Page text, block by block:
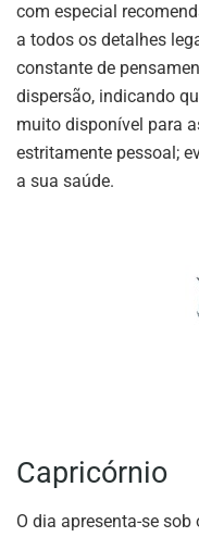
com especial
a todos os detalhes
constante de
dispersão, indicando
muito disponível para
estritamente pessoal;
a sua saúde.
Capricórnio
O dia apresenta-se